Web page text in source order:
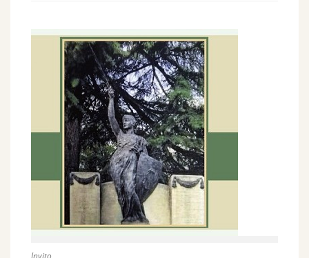
Invito